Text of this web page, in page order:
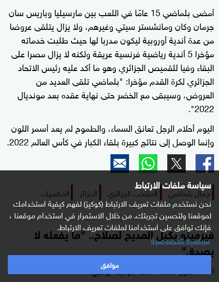
سياسة ملفات الارتباط
نحن نستخدم ملفات تعريف الارتباط (كوكيز) لفهم كيفية استخدامك
لموقعنا ولتحسين تجربتك. من خلال الاستمرار في استخدام موقعنا ،
فإنك توافق على استخدامنا لملفات تعريف الارتباط.
سياسية الخصوصية
موافق
أمضى بلماضي 15 عامًا في اللعب بين مارسيليا وباريس سان
جرمان وكان ومانشستر سيتي وغيرهم، ولا يزال يتلقى عروضا
من عدة أندية أوروبية ليكون مدربا لها حيث طلبت خدماته
مؤخرا 5 أندية رياضية فرنسية عريقة ولكنه لا يزال مصرا على
البقاء وفيا للقميص الجزائري وهو ما أكد عليه رئيس الاتحاد
الجزائري لكرة القدم مؤخرا: "بلماضي تلقى العديد من
العروض، وسيبقى مع الخضر حتى نهاية عقده بعد مونديال
2022".
اليوم أحلام الرجل تعانق السماء، والطموح لم يعد أسمر اللون
وإنما الوصل إلى نتائج كبيرة بلقاء الكبار في كأس العالم 2022.
جمال بلماضي المنتخب الجزائري الجزائر المكسيك
فيرمينو يكيل المديح لصلاح.. "ما يفعله لا
يصدق"
l